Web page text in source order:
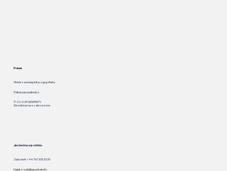
Prawa
Otwórz umowę dotyczącą oferty
Polityka prywatności
© 2024. UP.UNIVERSITY.
Wszelkie prawa zastrzeżone
Jesteśmy w pobliżu
Napisz:sale@up.university
Zadzwoń: +44 767 333 33 33